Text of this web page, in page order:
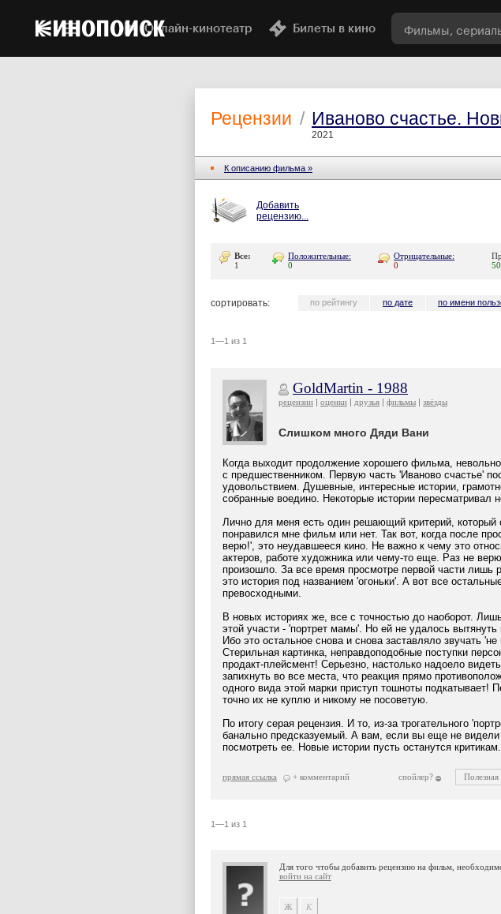
Онлайн-кинотеатр Билеты в кино
Рецензии / Иваново счастье.
2021
К описанию фильма »
Добавить
рецензию...
Все:
1
Положительные:
0
Отрицательные:
0
сортировать: по рейтингу по дате по имени
1—1 из 1
GoldMartin - 1988
рецензии оценки друзья фильмы звёзды
Слишком много Дяди Вани
Когда выходит продолжение хорошего фильма,
с предшественником. Первую часть 'Иваново счастье'
удовольствием. Душевные, интересные истории,
собранные воедино. Некоторые истории пересматривал
Лично для меня есть один решающий критерий, который
понравился мне фильм или нет. Так вот, когда после
верю!', это неудавшееся кино. Не важно к чему это
актеров, работе художника или чему-то еще. Раз не
произошло. За все время просмотре первой части лишь
это история под названием 'огоньки'. А вот все
превосходными.
В новых историях же, все с точностью до наоборот.
этой участи - 'портрет мамы'. Но ей не удалось
Ибо это остальное снова и снова заставляло звучать
Стерильная картинка, неправдоподобные поступки
продакт-плейсмент! Серьезно, настолько надоело
запихнуть во все места, что реакция прямо
одного вида этой марки приступ тошноты подкатывает!
точно их не куплю и никому не посоветую.
По итогу серая рецензия. И то, из-за трогательного
банально предсказуемый. А вам, если вы еще не
посмотреть ее. Новые истории пусть останутся критикам.
прямая ссылка + комментарий Полезная
спойлер?
1—1 из 1
Для того чтобы добавить рецензию на фильм,
войти на сайт